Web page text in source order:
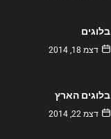
בלוגים
דצמ 18, 2014
בלוגים הארץ
דצמ 22, 2014